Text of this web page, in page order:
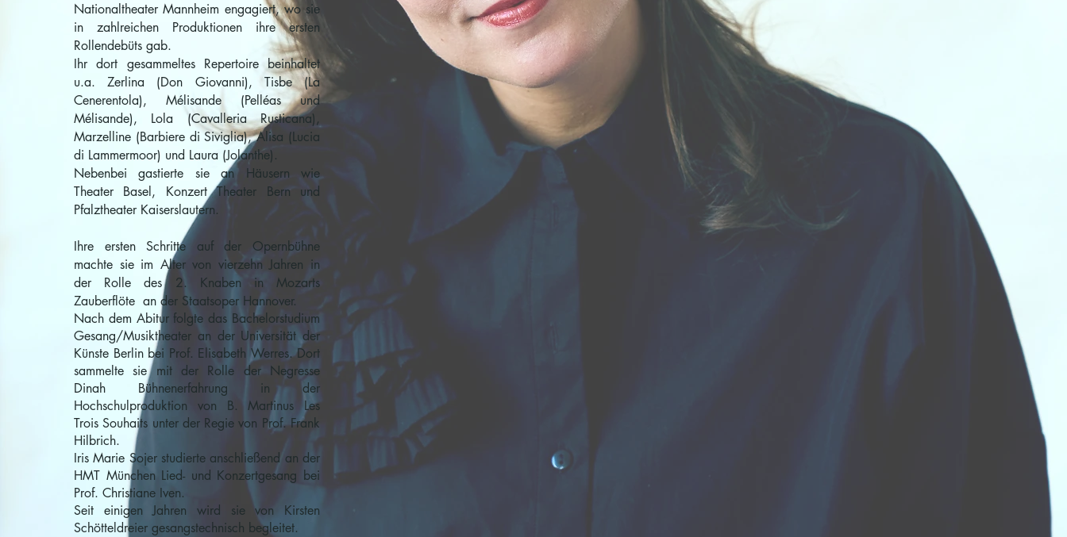
Nationaltheater Mannheim engagiert, wo sie
in zahlreichen Produktionen ihre ersten
Rollendebüts gab.
Ihr dort gesammeltes Repertoire beinhaltet
u.a. Zerlina (Don Giovanni), Tisbe (La
Cenerentola), Mélisande (Pelléas und
Mélisande), Lola (Cavalleria Rusticana),
Marzelline (Barbiere di Siviglia), Alisa (Lucia
di Lammermoor) und Laura (Jolanthe).
Nebenbei gastierte sie an Häusern wie
Theater Basel, Konzert Theater Bern und
Pfalztheater Kaiserslautern.
Ihre ersten Schritte auf der Opernbühne
machte sie im Alter von vierzehn Jahren in
der Rolle des 2. Knaben in Mozarts
Zauberflöte an der Staatsoper Hannover.
Nach dem Abitur folgte das Bachelorstudium
Gesang/Musiktheater an der Universität der
Künste Berlin bei Prof. Elisabeth Werres. Dort
sammelte sie mit der Rolle der Negresse
Dinah Bühnenerfahrung in der
Hochschulproduktion von B. Martinus Les
Trois Souhaits unter der Regie von Prof. Frank
Hilbrich.
Iris Marie Sojer studierte anschließend an der
HMT München Lied- und Konzertgesang bei
Prof. Christiane Iven.
Seit einigen Jahren wird sie von Kirsten
Schötteldreier gesangstechnisch begleitet.